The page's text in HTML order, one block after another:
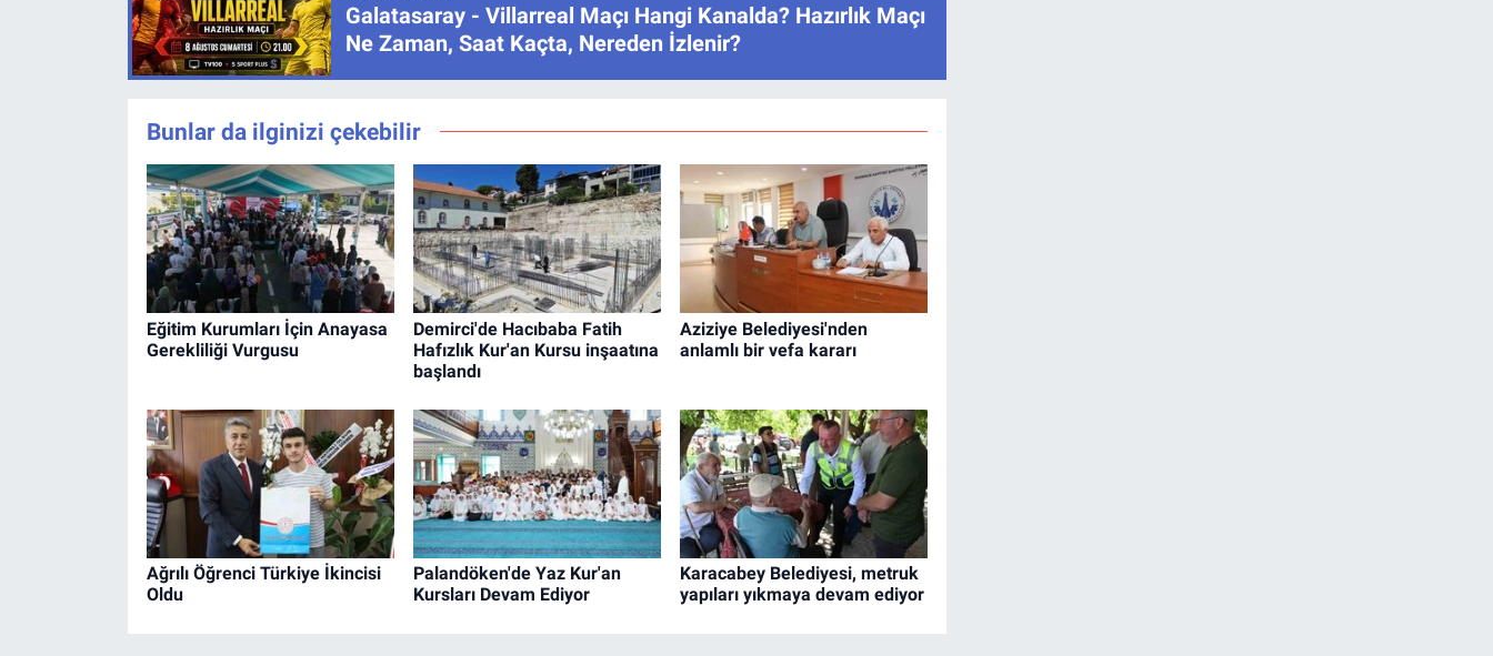
Galatasaray - Villarreal Maçı Hangi Kanalda? Hazırlık Maçı
Ne Zaman, Saat Kaçta, Nereden İzlenir?
Bunlar da ilginizi çekebilir
Eğitim Kurumları İçin Anayasa
Gerekliliği Vurgusu
Demirci'de Hacıbaba Fatih
Hafızlık Kur'an Kursu inşaatına
başlandı
Aziziye Belediyesi'nden
anlamlı bir vefa kararı
Ağrılı Öğrenci Türkiye İkincisi
Oldu
Palandöken'de Yaz Kur'an
Kursları Devam Ediyor
Karacabey Belediyesi, metruk
yapıları yıkmaya devam ediyor